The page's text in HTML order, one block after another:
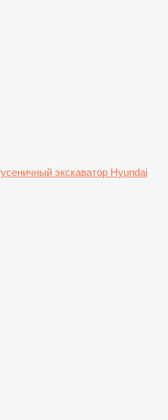
экскаватор Hyundai